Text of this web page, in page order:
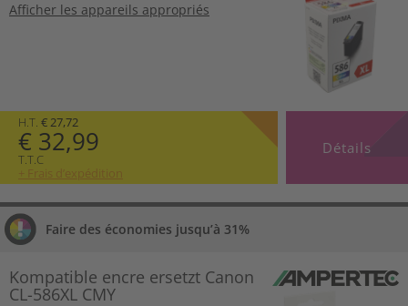
Afficher les appareils appropriés
H.T. € 27,72
€ 32,99
T.T.C
+ Frais d’expédition
Détails
Faire des économies jusqu’à 31%
Kompatible encre ersetzt Canon
CL-586XL CMY